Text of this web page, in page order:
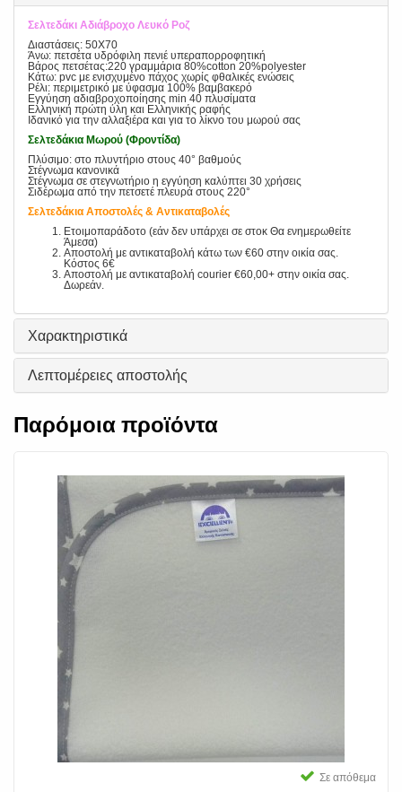
Σελτεδάκι Αδιάβροχο Λευκό Ροζ
Διαστάσεις: 50X70
Άνω: πετσέτα υδρόφιλη πενιέ υπεραπορροφητική
Βάρος πετσέτας:220 γραμμάρια 80%cotton 20%polyester
Κάτω: pvc με ενισχυμένο πάχος χωρίς φθαλικές ενώσεις
Ρέλι: περιμετρικό με ύφασμα 100% βαμβακερό
Εγγύηση αδιαβροχοποίησης min 40 πλυσίματα
Ελληνική πρώτη ύλη και Ελληνικής ραφής
Ιδανικό για την αλλαξιέρα και για το λίκνο του μωρού σας
Σελτεδάκια Μωρού (Φροντίδα)
Πλύσιμο: στο πλυντήριο στους 40° βαθμούς
Στέγνωμα κανονικά
Στέγνωμα σε στεγνωτήριο η εγγύηση καλύπτει 30 χρήσεις
Σιδέρωμα από την πετσετέ πλευρά στους 220°
Σελτεδάκια Αποστολές & Αντικαταβολές
Ετοιμοπαράδοτο (εάν δεν υπάρχει σε στοκ Θα ενημερωθείτε
Άμεσα)
Αποστολή με αντικαταβολή κάτω των €60 στην οικία σας.
Κόστος 6€
Αποστολή με αντικαταβολή courier €60,00+ στην οικία σας.
Δωρεάν.
Χαρακτηριστικά
Λεπτομέρειες αποστολής
Παρόμοια προϊόντα
Σε απόθεμα